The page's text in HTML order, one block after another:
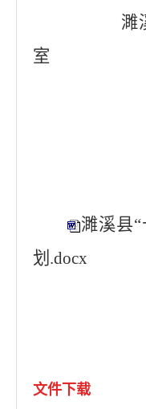
濉溪县环
室
2022
濉溪县
划.docx
文件下载